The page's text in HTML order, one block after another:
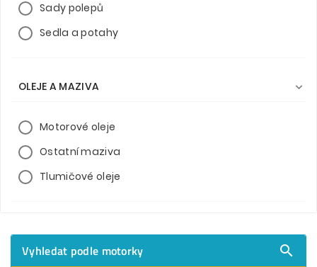
Sady polepů
Sedla a potahy
OLEJE A MAZIVA 
Motorové oleje
Ostatní maziva
Tlumičové oleje
Vyhledat podle motorky 